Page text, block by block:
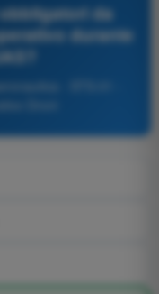
da
durante
- STS-01 -